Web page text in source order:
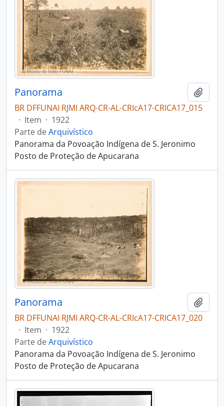
Panorama
BR DFFUNAI RJMI ARQ-CR-AL-CRIcA17-CRICA17_015
· Item · 1922
Parte deArquivístico
Panorama da Povoação Indígena de S. Jeronimo
Posto de Proteção de Apucarana
Panorama
BR DFFUNAI RJMI ARQ-CR-AL-CRIcA17-CRICA17_020
· Item · 1922
Parte deArquivístico
Panorama da Povoação Indígena de S. Jeronimo
Posto de Proteção de Apucarana